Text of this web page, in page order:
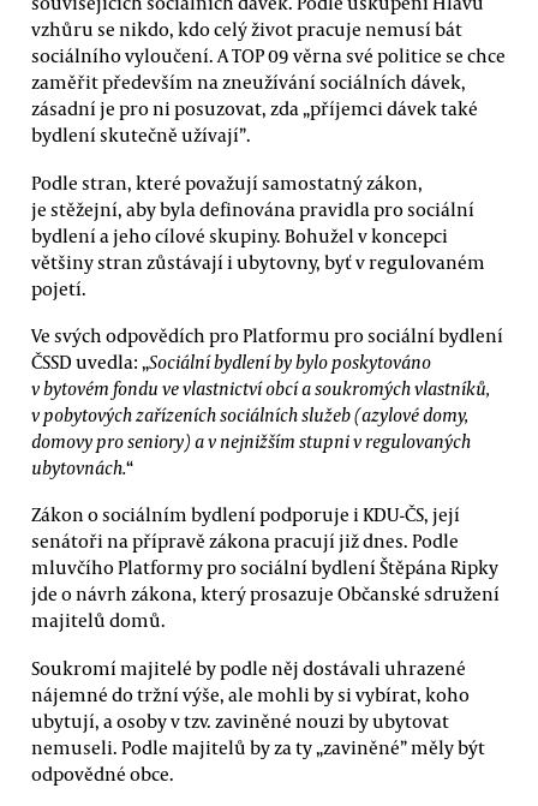
vzhůru se nikdo, kdo celý život pracuje nemusí bát
sociálního vyloučení. A TOP 09 věrna své politice se chce
zaměřit především na zneužívání sociálních dávek,
zásadní je pro ni posuzovat, zda „příjemci dávek také
bydlení skutečně užívají”.
Podle stran, které považují samostatný zákon,
je stěžejní, aby byla definována pravidla pro sociální
bydlení a jeho cílové skupiny. Bohužel v koncepci
většiny stran zůstávají i ubytovny, byť v regulovaném
pojetí.
Ve svých odpovědích pro Platformu pro sociální bydlení
ČSSD uvedla: „Sociální bydlení by bylo poskytováno
v bytovém fondu ve vlastnictví obcí a soukromých vlastníků,
v pobytových zařízeních sociálních služeb (azylové domy,
domovy pro seniory) a v nejnižším stupni v regulovaných
ubytovnách.“
Zákon o sociálním bydlení podporuje i KDU-ČS, její
senátoři na přípravě zákona pracují již dnes. Podle
mluvčího Platformy pro sociální bydlení Štěpána Ripky
jde o návrh zákona, který prosazuje Občanské sdružení
majitelů domů.
Soukromí majitelé by podle něj dostávali uhrazené
nájemné do tržní výše, ale mohli by si vybírat, koho
ubytují, a osoby v tzv. zaviněné nouzi by ubytovat
nemuseli. Podle majitelů by za ty „zaviněné” měly být
odpovědné obce.